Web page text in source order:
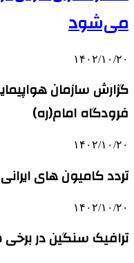
می‌شود
۱۴۰۲/۱۰/۲۰
فرودگاه امام(ره)
۱۴۰۲/۱۰/۲۰
تردد کامیون های
۱۴۰۲/۱۰/۲۰
ترافیک سنگین در